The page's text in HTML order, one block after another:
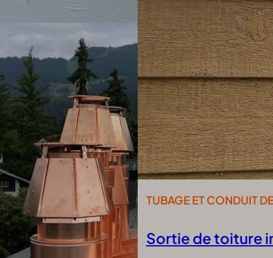
Sortie de toiture
TUBAGE ET CONDUIT